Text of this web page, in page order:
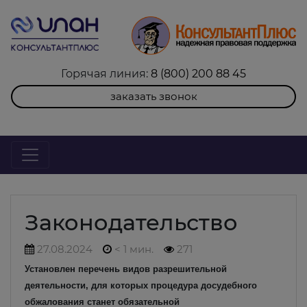
Горячая линия: 8 (800) 200 88 45
заказать звонок
Законодательство
27.08.2024 < 1 мин. 271
Установлен перечень видов разрешительной
деятельности, для которых процедура досудебного
обжалования станет обязательной